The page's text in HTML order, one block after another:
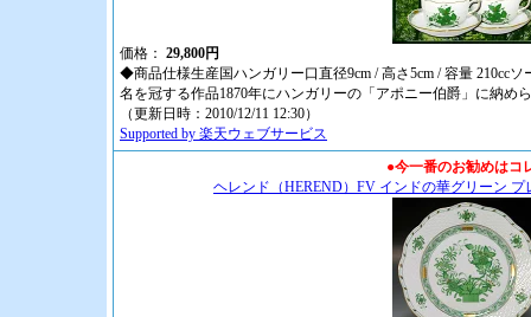
価格： 29,800円
◆商品仕様生産国ハンガリー口直径9cm / 高さ5cm / 容量 210cc
名を冠する作品1870年にハンガリーの「アポニー伯爵」に納め
（更新日時：2010/12/11 12:30）
Supported by 楽天ウェブサービス
●今一番のお勧めはコ
ヘレンド（HEREND）FV インドの華グリーン プ